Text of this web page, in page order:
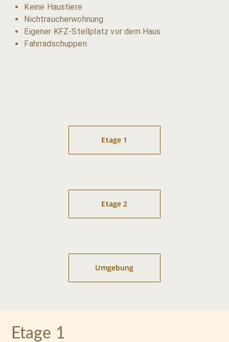
Keine Haustiere
Nichtraucherwohnung
Eigener KFZ-Stellplatz vor dem Haus
Fahrradschuppen
Etage 1
Etage 2
Umgebung
Etage 1